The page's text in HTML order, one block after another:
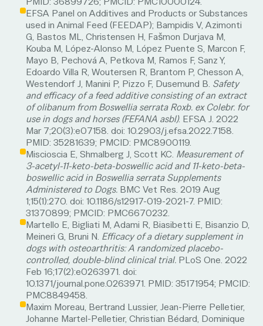
EFSA Panel on Additives and Products or Substances
used in Animal Feed (FEEDAP); Bampidis V, Azimonti
G, Bastos ML, Christensen H, Fašmon Durjava M,
Kouba M, López-Alonso M, López Puente S, Marcon F,
Mayo B, Pechová A, Petkova M, Ramos F, Sanz Y,
Edoardo Villa R, Woutersen R, Brantom P, Chesson A,
Westendorf J, Manini P, Pizzo F, Dusemund B. Safety
and efficacy of a feed additive consisting of an extract
of olibanum from Boswellia serrata Roxb. ex Colebr. for
use in dogs and horses (FEFANA asbl). EFSA J. 2022
Mar 7;20(3):e07158. doi: 10.2903/j.efsa.2022.7158.
PMID: 35281639; PMCID: PMC8900119.
Miscioscia E, Shmalberg J, Scott KC. Measurement of
3-acetyl-11-keto-beta-boswellic acid and 11-keto-beta-
boswellic acid in Boswellia serrata Supplements
Administered to Dogs. BMC Vet Res. 2019 Aug
1;15(1):270. doi: 10.1186/s12917-019-2021-7. PMID:
31370899; PMCID: PMC6670232.
Martello E, Bigliati M, Adami R, Biasibetti E, Bisanzio D,
Meineri G, Bruni N. Efficacy of a dietary supplement in
dogs with osteoarthritis: A randomized placebo-
controlled, double-blind clinical trial. PLoS One. 2022
Feb 16;17(2):e0263971. doi:
10.1371/journal.pone.0263971. PMID: 35171954; PMCID:
PMC8849458.
Maxim Moreau, Bertrand Lussier, Jean-Pierre Pelletier,
Johanne Martel-Pelletier, Christian Bédard, Dominique